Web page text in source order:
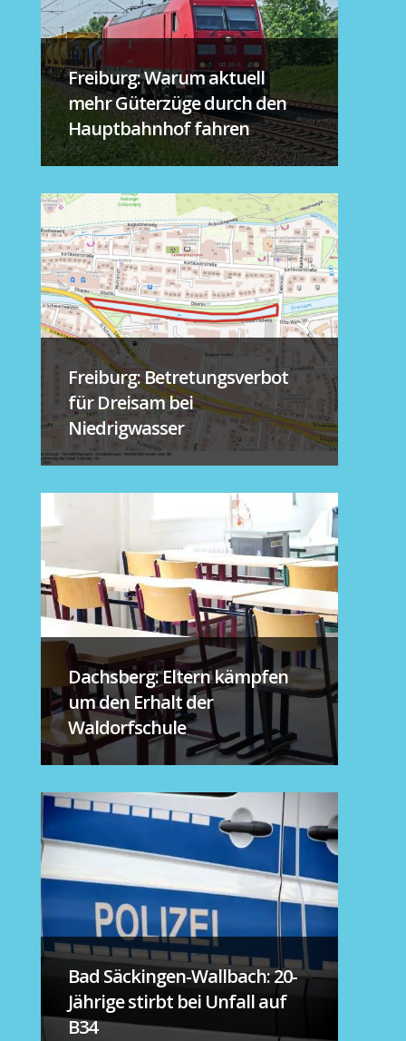
Freiburg: Warum aktuell
mehr Güterzüge durch den
Hauptbahnhof fahren
Freiburg: Betretungsverbot
für Dreisam bei
Niedrigwasser
Dachsberg: Eltern kämpfen
um den Erhalt der
Waldorfschule
Bad Säckingen-Wallbach: 20-
Jährige stirbt bei Unfall auf
B34